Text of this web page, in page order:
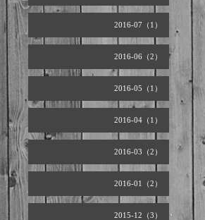
2016-07（1）
2016-06（2）
2016-05（1）
2016-04（1）
2016-03（2）
2016-01（2）
2015-12（3）